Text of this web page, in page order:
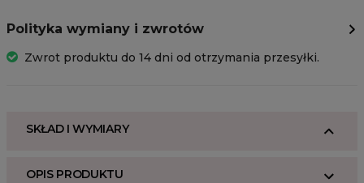
Polityka wymiany i zwrotów
Zwrot produktu do 14 dni od otrzymania przesyłki.
SKŁAD I WYMIARY
OPIS PRODUKTU